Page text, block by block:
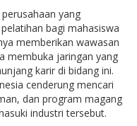
yang
bagi mahasiswa
memberikan wawasan
membuka jaringan yang
karir di bidang ini.
cenderung mencari
dan program magang
industri tersebut.